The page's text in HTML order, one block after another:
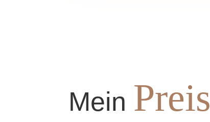
Mein Preis